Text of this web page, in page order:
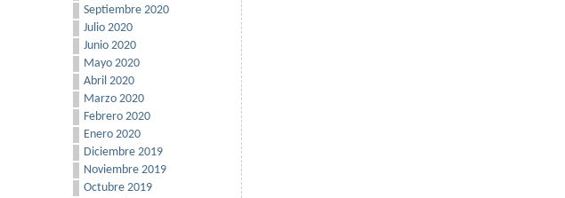
Septiembre 2020
Julio 2020
Junio 2020
Mayo 2020
Abril 2020
Marzo 2020
Febrero 2020
Enero 2020
Diciembre 2019
Noviembre 2019
Octubre 2019